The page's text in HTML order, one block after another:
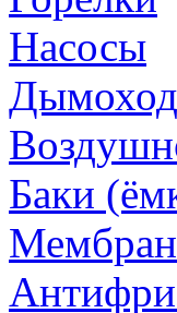
Насосы
Баки